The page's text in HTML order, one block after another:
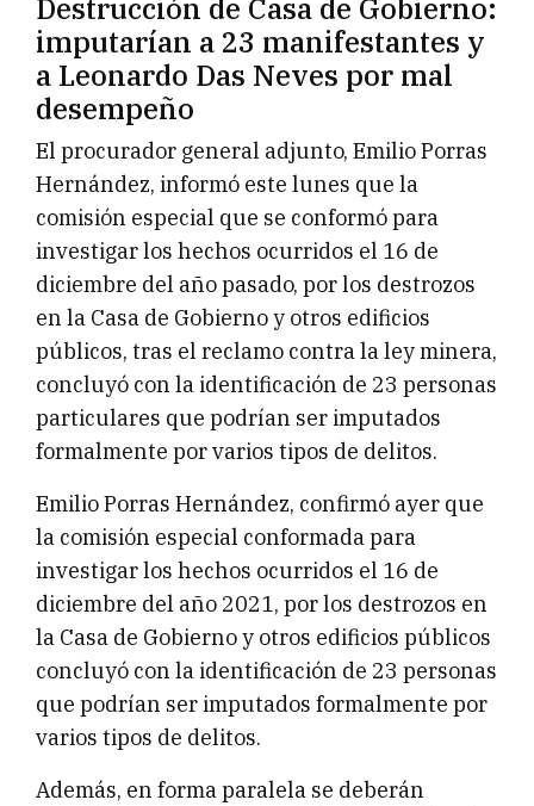
Destrucción de Casa de Gobierno:
imputarían a 23 manifestantes y
a Leonardo Das Neves por mal
desempeño
El procurador general adjunto, Emilio Porras
Hernández, informó este lunes que la
comisión especial que se conformó para
investigar los hechos ocurridos el 16 de
diciembre del año pasado, por los destrozos
en la Casa de Gobierno y otros edificios
públicos, tras el reclamo contra la ley minera,
concluyó con la identificación de 23 personas
particulares que podrían ser imputados
formalmente por varios tipos de delitos.
Emilio Porras Hernández, confirmó ayer que
la comisión especial conformada para
investigar los hechos ocurridos el 16 de
diciembre del año 2021, por los destrozos en
la Casa de Gobierno y otros edificios públicos
concluyó con la identificación de 23 personas
que podrían ser imputados formalmente por
varios tipos de delitos.
Además, en forma paralela se deberán